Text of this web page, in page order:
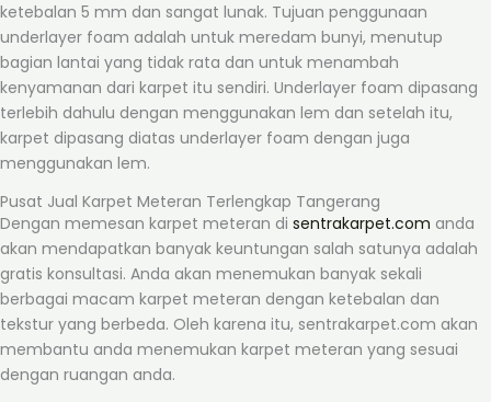
ketebalan 5 mm dan sangat lunak. Tujuan penggunaan
underlayer foam adalah untuk meredam bunyi, menutup
bagian lantai yang tidak rata dan untuk menambah
kenyamanan dari karpet itu sendiri. Underlayer foam dipasang
terlebih dahulu dengan menggunakan lem dan setelah itu,
karpet dipasang diatas underlayer foam dengan juga
menggunakan lem.
Pusat Jual Karpet Meteran Terlengkap Tangerang
Dengan memesan karpet meteran di sentrakarpet.com anda
akan mendapatkan banyak keuntungan salah satunya adalah
gratis konsultasi. Anda akan menemukan banyak sekali
berbagai macam karpet meteran dengan ketebalan dan
tekstur yang berbeda. Oleh karena itu, sentrakarpet.com akan
membantu anda menemukan karpet meteran yang sesuai
dengan ruangan anda.